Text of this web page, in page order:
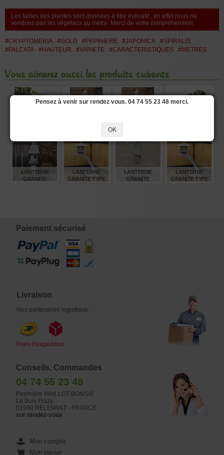
Les tailles des plantes sont données à titre indicatif , en effet nous ne
vendons pas les végétaux au mètre. Merci de votre compréhension.
#CRYPTOMERIA #GOLD #PEPINIERE #JAPONICA
#SPIRALIS
#FALCATA
#HAUTEUR #VARIETE #CARACTERISTIQUES #METRES
Vous aimerez aussi les produits suivants
5.280,00€
"YOSHINO GATA"
120 CM
720,00
"YOSHINO GATA"
150 CM
880,00 4,00
LANTERNE
GRANITE
LANTERNE
GRANITE TYPE
LANTERNE
GRANITE
LANTERNE
GRANITE TYPE
Paiement sécurisé
Livraison
Nos partenaires logistique :
Frais d'expédition
Conseils, Commandes
04 74 55 23 48
Pépinière MAILLOT-BONSAÏ
Le Bois Frazy
01990 RELEVANT - FRANCE
sur rendez-vous
Mon compte
Mon panier
Pensez à venir sur rendez vous. 04 74 55 23 48 merci.
OK